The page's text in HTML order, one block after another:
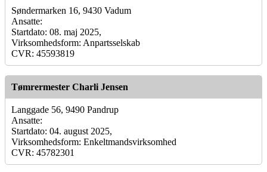
Søndermarken 16, 9430 Vadum
Ansatte:
Startdato: 08. maj 2025,
Virksomhedsform: Anpartsselskab
CVR: 45593819
Tømrermester Charli Jensen
Langgade 56, 9490 Pandrup
Ansatte:
Startdato: 04. august 2025,
Virksomhedsform: Enkeltmandsvirksomhed
CVR: 45782301